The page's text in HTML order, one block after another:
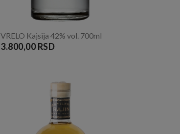
VRELO Kajsija 42% vol. 700ml
3.800,00 RSD